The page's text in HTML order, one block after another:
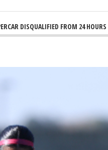
DISQUALIFIED FROM 24 HOURS OF